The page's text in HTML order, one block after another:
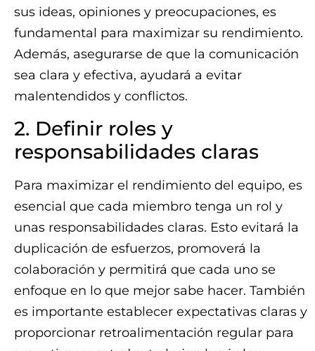
sus ideas, opiniones y preocupaciones, es
fundamental para maximizar su rendimiento.
Además, asegurarse de que la comunicación
sea clara y efectiva, ayudará a evitar
malentendidos y conflictos.
2. Definir roles y
responsabilidades claras
Para maximizar el rendimiento del equipo, es
esencial que cada miembro tenga un rol y
unas responsabilidades claras. Esto evitará la
duplicación de esfuerzos, promoverá la
colaboración y permitirá que cada uno se
enfoque en lo que mejor sabe hacer. También
es importante establecer expectativas claras y
proporcionar retroalimentación regular para